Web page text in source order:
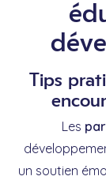
Tips
Les
un soutien